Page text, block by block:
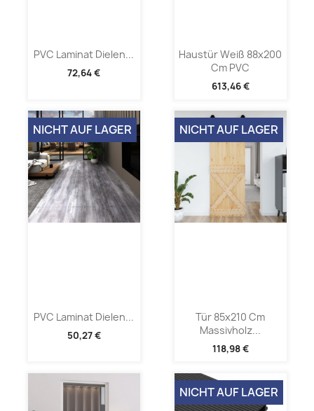
PVC Laminat Dielen...
72,64 €
Haustür Weiß 88x200
Cm PVC
613,46 €
PVC Laminat Dielen...
50,27 €
NICHT AUF LAGER
Tür 85x210 Cm
Massivholz...
118,98 €
NICHT AUF LAGER
NICHT AUF LAGER